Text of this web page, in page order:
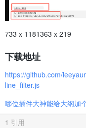
733 x 1181363 x 219
下载地址
https://github.com/
line_filter.js
哪位插件大神能给大纲加
1 引用